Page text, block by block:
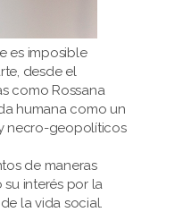
es imposible
desde el
como Rossana
humana como un
necro-geopolíticos
de maneras
su interés por la
la vida social.